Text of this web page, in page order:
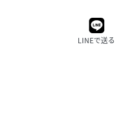
LINEで送る